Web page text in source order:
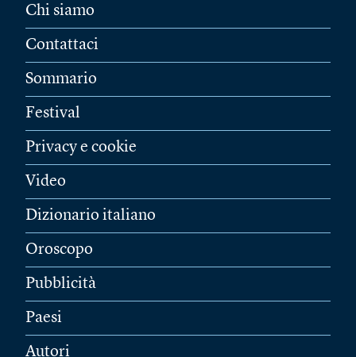
Chi siamo
Contattaci
Sommario
Festival
Privacy e cookie
Video
Dizionario italiano
Oroscopo
Pubblicità
Paesi
Autori